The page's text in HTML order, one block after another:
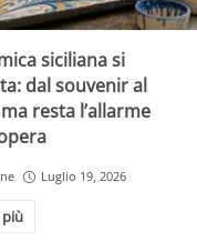
siciliana si
dal souvenir al
resta l’allarme
Luglio 19, 2026
più